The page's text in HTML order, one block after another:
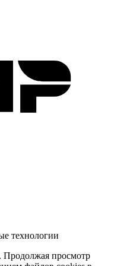
технологии
Продолжая просмотр